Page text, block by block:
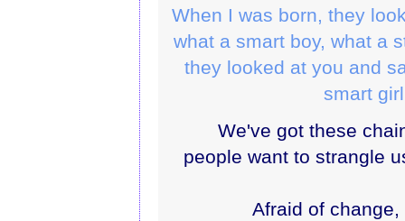
When I was born, they
what a smart boy, what a
they looked at you and
smart
We've got these
people want to strangle
Afraid of